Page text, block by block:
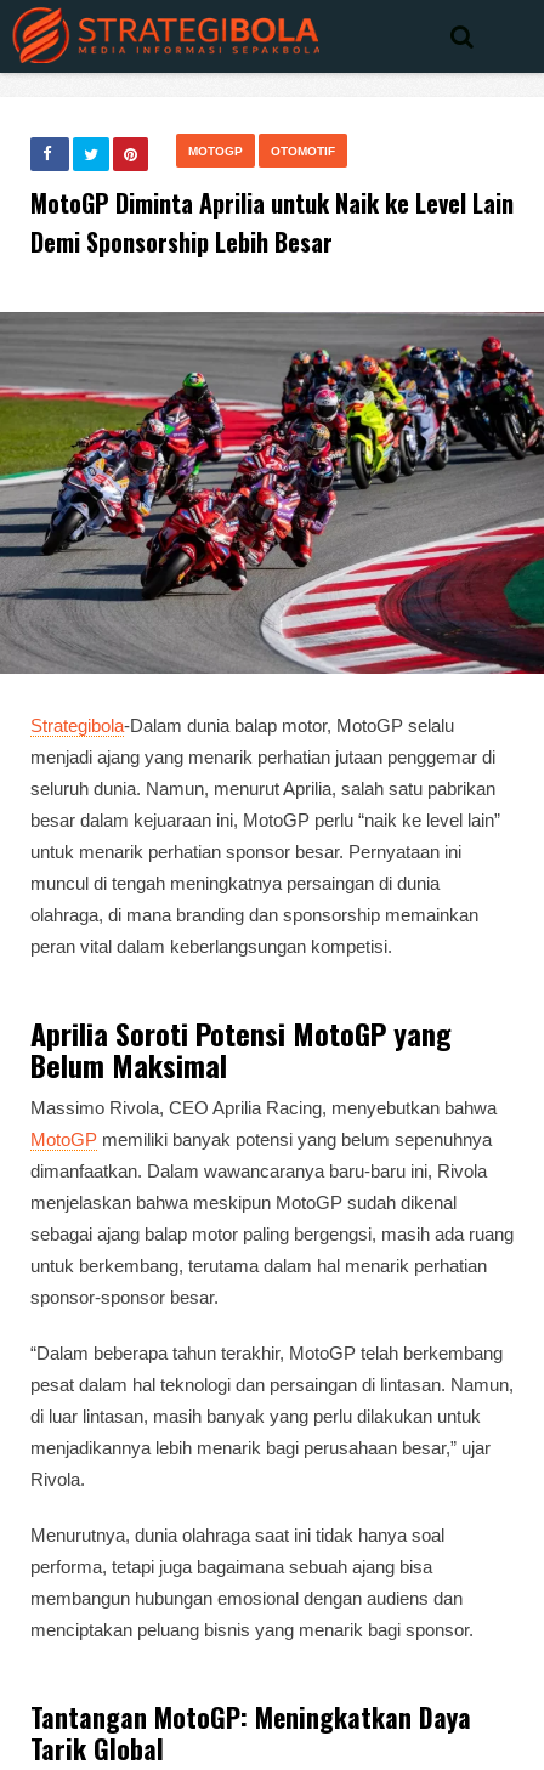
MOTOGP OTOMOTIF
MotoGP Diminta Aprilia untuk Naik ke Level Lain
Demi Sponsorship Lebih Besar
Strategibola-Dalam dunia balap motor, MotoGP selalu
menjadi ajang yang menarik perhatian jutaan penggemar di
seluruh dunia. Namun, menurut Aprilia, salah satu pabrikan
besar dalam kejuaraan ini, MotoGP perlu “naik ke level lain”
untuk menarik perhatian sponsor besar. Pernyataan ini
muncul di tengah meningkatnya persaingan di dunia
olahraga, di mana branding dan sponsorship memainkan
peran vital dalam keberlangsungan kompetisi.
Aprilia Soroti Potensi MotoGP yang
Belum Maksimal
Massimo Rivola, CEO Aprilia Racing, menyebutkan bahwa
MotoGP memiliki banyak potensi yang belum sepenuhnya
dimanfaatkan. Dalam wawancaranya baru-baru ini, Rivola
menjelaskan bahwa meskipun MotoGP sudah dikenal
sebagai ajang balap motor paling bergengsi, masih ada ruang
untuk berkembang, terutama dalam hal menarik perhatian
sponsor-sponsor besar.
“Dalam beberapa tahun terakhir, MotoGP telah berkembang
pesat dalam hal teknologi dan persaingan di lintasan. Namun,
di luar lintasan, masih banyak yang perlu dilakukan untuk
menjadikannya lebih menarik bagi perusahaan besar,” ujar
Rivola.
Menurutnya, dunia olahraga saat ini tidak hanya soal
performa, tetapi juga bagaimana sebuah ajang bisa
membangun hubungan emosional dengan audiens dan
menciptakan peluang bisnis yang menarik bagi sponsor.
Tantangan MotoGP: Meningkatkan Daya
Tarik Global